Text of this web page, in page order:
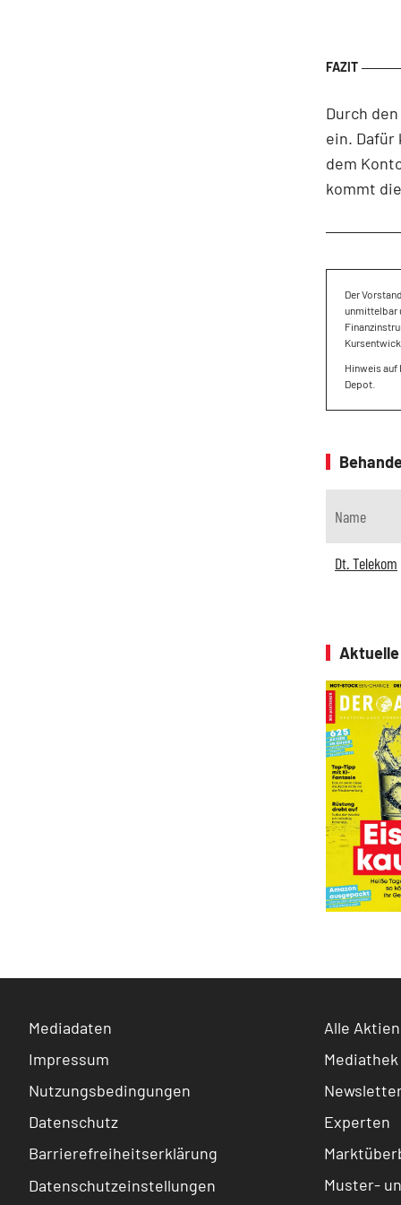
Durch
ein. Dafür
dem
kommt
Der
unmittelbar
Hinweis auf
Depot.
Name
Dt. Telekom
Mediadaten
Impressum
Nutzungsbedingungen
Datenschutz
Barrierefreiheitserklärung
Datenschutzeinstellungen
Alle Aktien
Mediathek
Experten
Muster-